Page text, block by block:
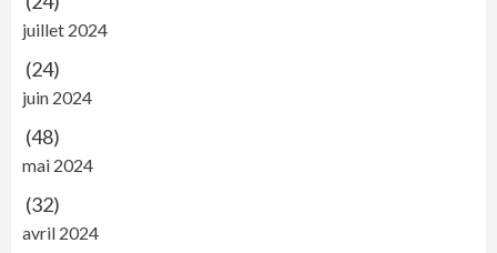
juillet 2024
(24)
juin 2024
(48)
mai 2024
(32)
avril 2024